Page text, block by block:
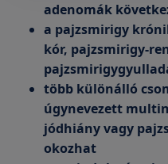
adenomák
a pajzsmirigy
kór, pajzsmirigy-
több különálló
úgynevezett
jódhiány vagy
okozhat